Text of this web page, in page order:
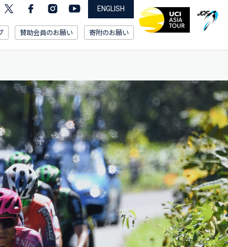
ENGLISH
賛助会員のお願い 寄附のお願い